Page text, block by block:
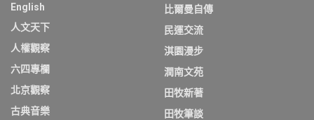
English
人文天下
人權觀察
六四專欄
北京觀察
古典音樂
比爾曼自傳
民運交流
淇園漫步
潤南文苑
田牧新著
田牧筆談